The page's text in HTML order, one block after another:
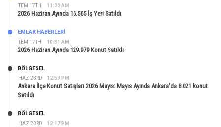
TEM 17TH 11:22 AM
2026 Haziran Ayında 16.565 İş Yeri Satıldı
TEM 17TH 10:31 AM
EMLAK HABERLERI
2026 Haziran Ayında 129.979 Konut Satıldı
HAZ 23RD 12:59 PM
BÖLGESEL
Ankara İlçe Konut Satışları 2026 Mayıs: Mayıs Ayında Ankara’da 8.021 konut
Satıldı
HAZ 23RD 12:17 PM
BÖLGESEL